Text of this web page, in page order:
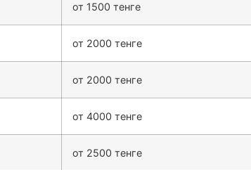
от 1500 тенге
от 2000 тенге
от 2000 тенге
от 4000 тенге
от 2500 тенге